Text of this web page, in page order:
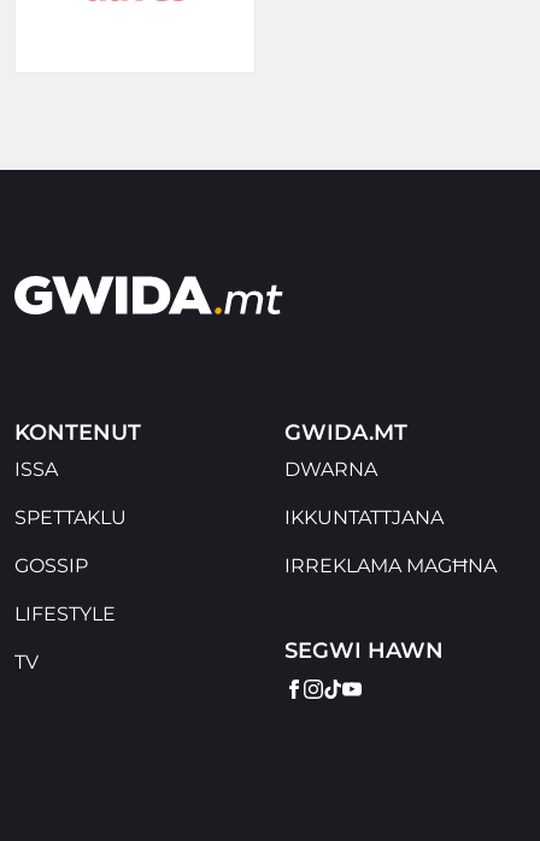
KONTENUT
ISSA
SPETTAKLU
GOSSIP
LIFESTYLE
TV
GWIDA.MT
DWARNA
IKKUNTATTJANA
IRREKLAMA MAGĦNA
SEGWI HAWN
FACEBOOK
INSTAGRAM
TIKTOK
YOUTUBE